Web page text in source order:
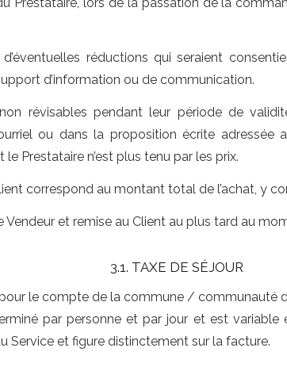
Prestataire, lors de la passation de la
réductions qui seraient
d’information ou de communication.
révisables pendant leur période de
ou dans la proposition écrite adressée
Prestataire n’est plus tenu par les prix.
correspond au montant total de l’achat, y
et remise au Client au plus tard au
3.1. TAXE DE SÉJOUR
le compte de la commune / communauté
par personne et par jour et est variable
Service et figure distinctement sur la facture.